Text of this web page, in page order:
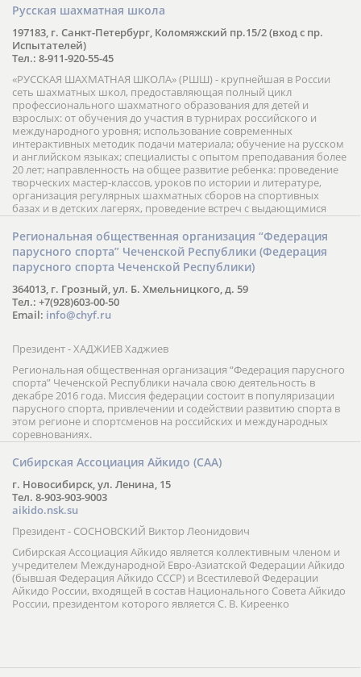
Русская шахматная школа
197183, г. Санкт-Петербург, Коломяжский пр.15/2 (вход с пр.
Испытателей)
Тел.: 8-911-920-55-45
«РУССКАЯ ШАХМАТНАЯ ШКОЛА» (РШШ) - крупнейшая в России
сеть шахматных школ, предоставляющая полный цикл
профессионального шахматного образования для детей и
взрослых: от обучения до участия в турнирах российского и
международного уровня; использование современных
интерактивных методик подачи материала; обучение на русском
и английском языках; специалисты с опытом преподавания более
20 лет; направленность на общее развитие ребенка: проведение
творческих мастер-классов, уроков по истории и литературе,
организация регулярных шахматных сборов на спортивных
базах и в детских лагерях, проведение встреч с выдающимися
шахматистами; корпоративное обучение; онлайн обучение в
форме вебинаров и индивидуальных занятий, круглые столы
российских и международных тренеров, организация фестивалей;
онлайн трансляция мероприятий и турниров.
Региональная общественная организация “Федерация
парусного спорта” Чеченской Республики (Федерация
парусного спорта Чеченской Республики)
364013, г. Грозный, ул. Б. Хмельницкого, д. 59
Тел.: +7(928)603-00-50
Email: info@chyf.ru
Президент - ХАДЖИЕВ Хаджиев
Региональная общественная организация “Федерация парусного
спорта” Чеченской Республики начала свою деятельность в
декабре 2016 года. Миссия федерации состоит в популяризации
парусного спорта, привлечении и содействии развитию спорта в
этом регионе и спортсменов на российских и международных
соревнованиях.
Сибирская Ассоциация Айкидо (САА)
г. Новосибирск, ул. Ленина, 15
Тел. 8-903-903-9003
aikido.nsk.su
Президент - СОСНОВСКИЙ Виктор Леонидович
Сибирская Ассоциация Айкидо является коллективным членом и
учредителем Международной Евро-Азиатской Федерации Айкидо
(бывшая Федерация Айкидо СССР) и Всестилевой Федерации
Айкидо России, входящей в состав Национального Совета Айкидо
России, президентом которого является С. В. Киреенко